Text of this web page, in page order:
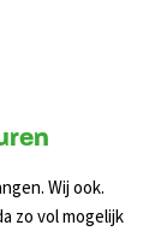
Wij ook.
zo vol mogelijk